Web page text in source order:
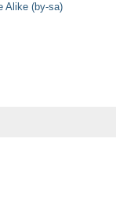
Alike (by-sa)